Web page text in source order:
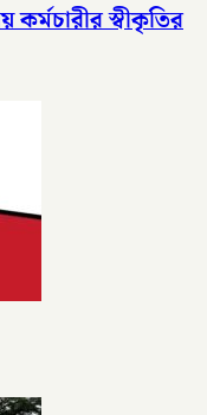
কর্মচারীর স্বীকৃতির